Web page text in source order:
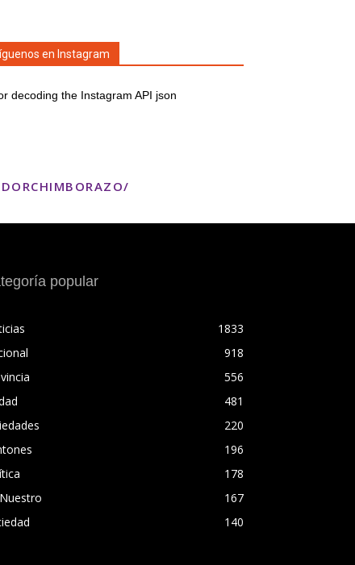
en Instagram
decoding the Instagram API json
popular
1833
918
556
481
220
196
178
167
140